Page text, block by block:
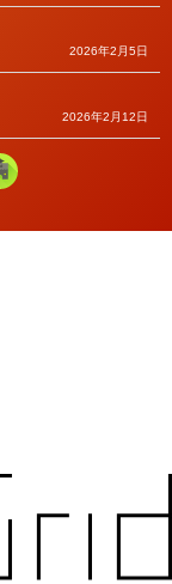
2026年2月5日
2026年2月12日